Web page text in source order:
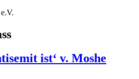
ist‘ v. Moshe